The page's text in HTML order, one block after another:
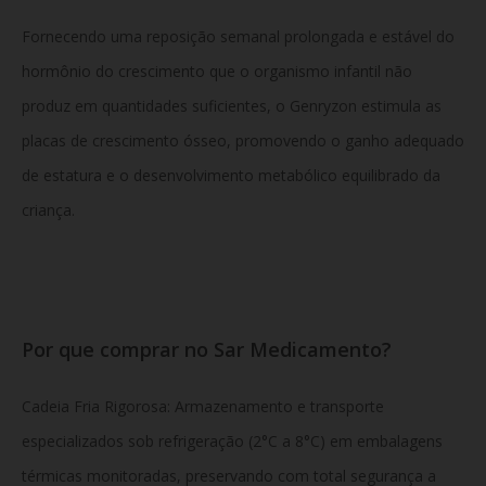
Fornecendo uma reposição semanal prolongada e estável do
hormônio do crescimento que o organismo infantil não
produz em quantidades suficientes, o Genryzon estimula as
placas de crescimento ósseo, promovendo o ganho adequado
de estatura e o desenvolvimento metabólico equilibrado da
criança.
Por que comprar no Sar Medicamento?
Cadeia Fria Rigorosa: Armazenamento e transporte
especializados sob refrigeração (2°C a 8°C) em embalagens
térmicas monitoradas, preservando com total segurança a